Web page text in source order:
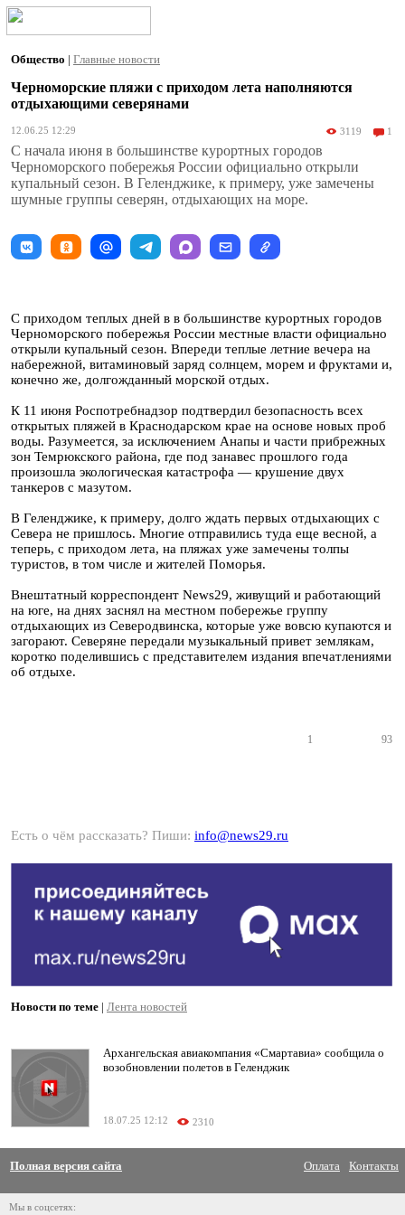
Общество | Главные новости
Черноморские пляжи с приходом лета наполняются
отдыхающими северянами
12.06.25 12:29 3119 1
С начала июня в большинстве курортных городов
Черноморского побережья России официально открыли
купальный сезон. В Геленджике, к примеру, уже замечены
шумные группы северян, отдыхающих на море.
С приходом теплых дней в в большинстве курортных городов
Черноморского побережья России местные власти официально
открыли купальный сезон. Впереди теплые летние вечера на
набережной, витаминовый заряд солнцем, морем и фруктами и,
конечно же, долгожданный морской отдых.
К 11 июня Роспотребнадзор подтвердил безопасность всех
открытых пляжей в Краснодарском крае на основе новых проб
воды. Разумеется, за исключением Анапы и части прибрежных
зон Темрюкского района, где под занавес прошлого года
произошла экологическая катастрофа — крушение двух
танкеров с мазутом.
В Геленджике, к примеру, долго ждать первых отдыхающих с
Севера не пришлось. Многие отправились туда еще весной, а
теперь, с приходом лета, на пляжах уже замечены толпы
туристов, в том числе и жителей Поморья.
Внештатный корреспондент News29, живущий и работающий
на юге, на днях заснял на местном побережье группу
отдыхающих из Северодвинска, которые уже вовсю купаются и
загорают. Северяне передали музыкальный привет землякам,
коротко поделившись с представителем издания впечатлениями
об отдыхе.
1 93
Есть о чём рассказать? Пиши: info@news29.ru
Новости по теме | Лента новостей
Архангельская авиакомпания «Смартавиа» сообщила о
возобновлении полетов в Геленджик
18.07.25 12:12 2310
Полная версия сайта Оплата Контакты
Мы в соцсетях: